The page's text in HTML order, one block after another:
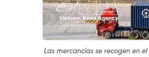
Las mercancías se recogen en